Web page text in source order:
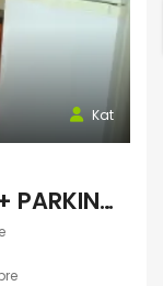
Kat
STUDIO état IMPECCABLE + PARKING fermé